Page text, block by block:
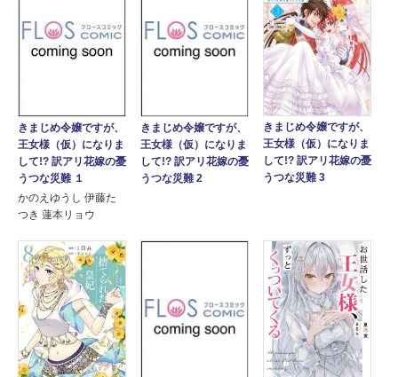
きまじめ令嬢ですが、
王女様（仮）になりま
して!? 訳アリ花嫁の憂
うつな災難 １
かのえゆうし 伊藤た
つき 蓮本リョウ
きまじめ令嬢ですが、
王女様（仮）になりま
して!? 訳アリ花嫁の憂
うつな災難 2
きまじめ令嬢ですが、
王女様（仮）になりま
して!? 訳アリ花嫁の憂
うつな災難 3